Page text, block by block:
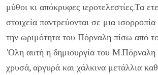
μύθοι κι απόκρυφες ιεροτελεστίες.Τα
στοιχεία παντρεύονται σε μια
την ωριμότητα του Πόρναλη πίσω από
'Ολη αυτή η δημιουργία του Μ.Πόρναλη
χρυσά, αργυρά και χάλκινα μετάλλια